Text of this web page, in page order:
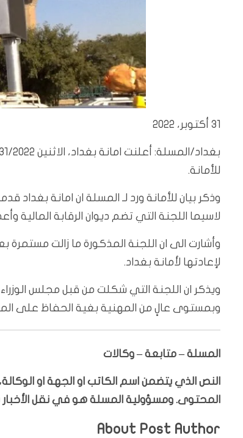
31 أكتوبر، 2022
للأمانة.
وذكر بيان للأمانة ورد لـ المسلة ان امانة
لاسيما اللجنة التي تضم ديوان الرقابة المالية
وأشارت الى ان اللجنة المذكورة ما زالت
لإعادتها لأمانة بغداد.
وبمستوى عالٍ من المهنية بغية الحفاظ على
المسلة – متابعة – وكالات
النص الذي يتضمن اسم الكاتب او الجهة او
المحتوى. ومسؤولية المسلة هو في نقل الأخبار
About Post Author